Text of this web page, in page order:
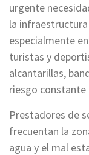
urgente
la
especialmente
turistas y
alcantarillas,
riesgo
Prestadores de
frecuentan la
agua y el mal